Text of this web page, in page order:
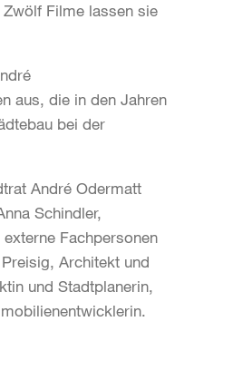
Filme lassen sie
aus, die in den Jahren
bei der
André Odermatt
Schindler,
Fachpersonen
Architekt und
und Stadtplanerin,